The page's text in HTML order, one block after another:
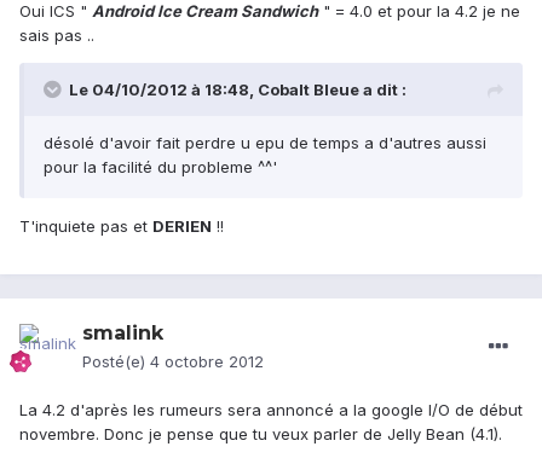
Oui ICS " Android Ice Cream Sandwich" = 4.0 et pour la 4.2 je ne
sais pas ..
Le 04/10/2012 à 18:48, Cobalt Bleue a dit :
désolé d'avoir fait perdre u epu de temps a d'autres aussi
pour la facilité du probleme ^^'
T'inquiete pas et DERIEN !!
smalink
Posté(e) 4 octobre 2012
La 4.2 d'après les rumeurs sera annoncé a la google I/O de début
novembre. Donc je pense que tu veux parler de Jelly Bean (4.1).